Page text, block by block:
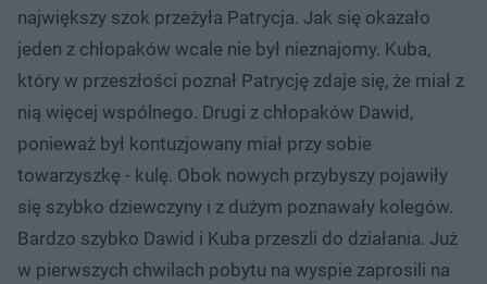
największy szok przeżyła Patrycja. Jak się okazało
jeden z chłopaków wcale nie był nieznajomy. Kuba,
który w przeszłości poznał Patrycję zdaje się, że miał z
nią więcej wspólnego. Drugi z chłopaków Dawid,
ponieważ był kontuzjowany miał przy sobie
towarzyszkę - kulę. Obok nowych przybyszy pojawiły
się szybko dziewczyny i z dużym poznawały kolegów.
Bardzo szybko Dawid i Kuba przeszli do działania. Już
w pierwszych chwilach pobytu na wyspie zaprosili na